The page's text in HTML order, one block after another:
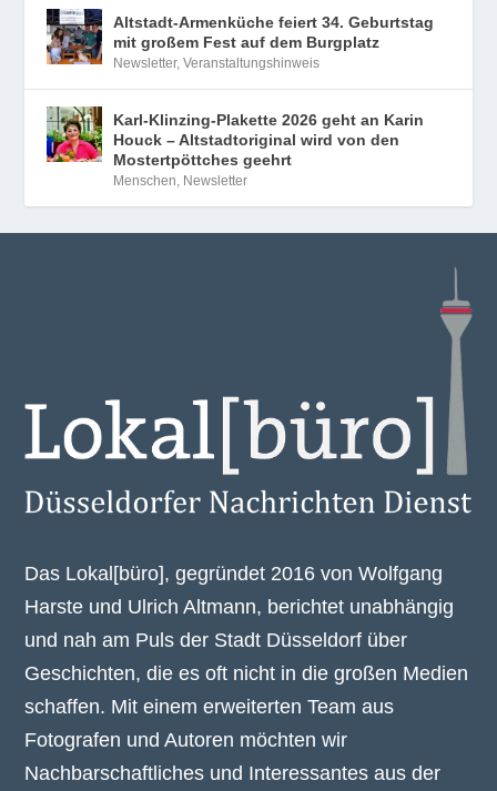
Altstadt-Armenküche feiert 34. Geburtstag
mit großem Fest auf dem Burgplatz
Newsletter,Veranstaltungshinweis
Karl-Klinzing-Plakette 2026 geht an Karin
Houck – Altstadtoriginal wird von den
Mostertpöttches geehrt
Menschen, Newsletter
Das Lokal[büro], gegründet 2016 von Wolfgang
Harste und Ulrich Altmann, berichtet unabhängig
und nah am Puls der Stadt Düsseldorf über
Geschichten, die es oft nicht in die großen Medien
schaffen. Mit einem erweiterten Team aus
Fotografen und Autoren möchten wir
Nachbarschaftliches und Interessantes aus der